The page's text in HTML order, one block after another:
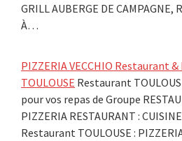
GRILL AUBERGE DE CAMPAGNE,
À…
PIZZERIA VECCHIO Restaurant &
TOULOUSE Restaurant
pour vos repas de Groupe
PIZZERIA RESTAURANT :
Restaurant TOULOUSE :